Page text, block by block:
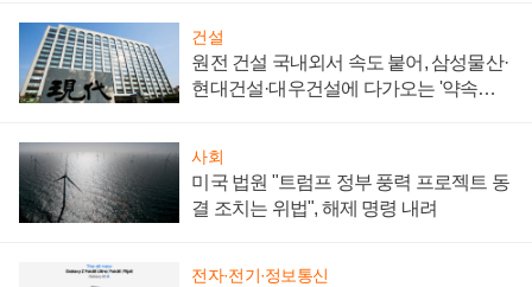
건설
원전 건설 국내외서 속도 붙어, 삼성물산·
현대건설·대우건설에 다가오는 '약속의
사회
미국 법원 "트럼프 정부 풍력 프로젝트 동
결 조치는 위법", 해제 명령 내려
전자·전기·정보통신